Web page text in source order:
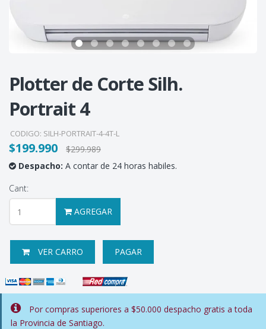
Plotter de Corte Silh.
Portrait 4
CODIGO: SILH-PORTRAIT-4-4T-L
$199.990
$299.989
Despacho: A contar de 24 horas habiles.
Cant:
AGREGAR
VER CARRO PAGAR
Por compras superiores a $50.000 despacho gratis a toda
la Provincia de Santiago.